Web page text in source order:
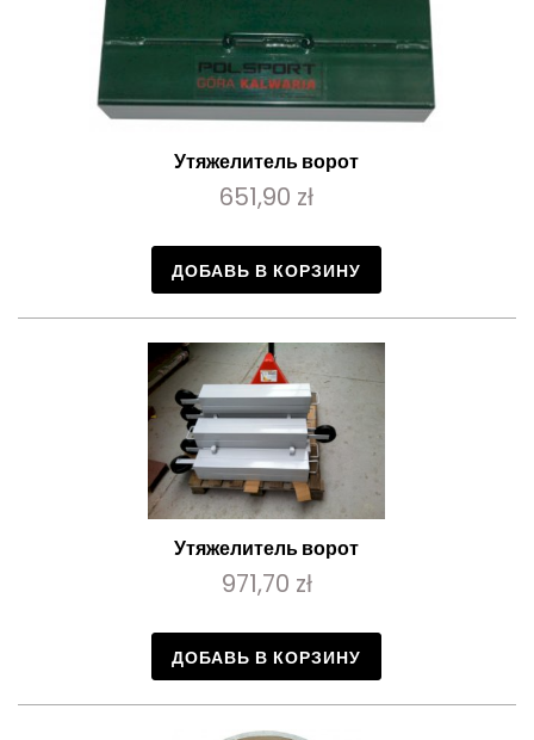
Утяжелитель ворот
651,90 zł
ДОБАВЬ В КОРЗИНУ
Утяжелитель ворот
971,70 zł
ДОБАВЬ В КОРЗИНУ